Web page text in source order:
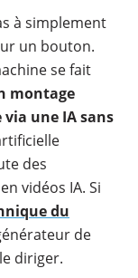
à simplement
un bouton.
se fait
montage
une IA sans
des
vidéos IA. Si
du
de
diriger.